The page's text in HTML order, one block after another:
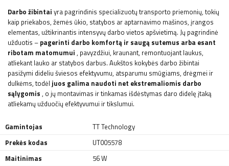
Darbo žibintai yra pagrindinis specializuotų transporto priemonių, tokių
kaip priekabos, žemės ūkio, statybos ar aptarnavimo mašinos, įrangos
elementas, užtikrinantis intensyvų darbo vietos apšvietimą. Jų pagrindinė
užduotis – pagerinti darbo komfortą ir saugą sutemus arba esant
ribotam matomumui , pavyzdžiui, kraunant, remontuojant laukus,
atliekant lauko ar statybos darbus. Aukštos kokybės darbo žibintai
pasižymi dideliu šviesos efektyvumu, atsparumu smūgiams, drėgmei ir
dulkėms, todėl juos galima naudoti net ekstremaliomis darbo
sąlygomis , o jų montavimas ir tinkamas išdėstymas daro didelę įtaką
atliekamų užduočių efektyvumui ir tikslumui.
Gamintojas
TT Technology
Prekės kodas
UT005578
Maitinimas
56 W